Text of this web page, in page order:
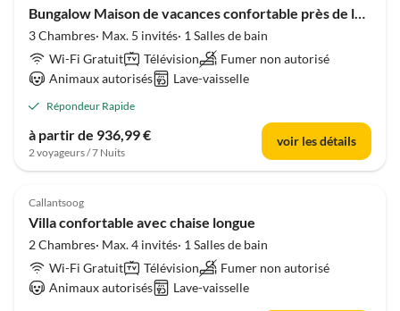
Bungalow Maison de vacances confortable près de la mer
3 Chambres· Max. 5 invités· 1 Salles de bain
Wi-Fi Gratuit
Télévision
Fumer non autorisé
Animaux autorisés
Lave-vaisselle
Répondeur Rapide
à partir de 936,99 €
2 voyageurs / 7 Nuits
voir les détails
Callantsoog
Villa confortable avec chaise longue
2 Chambres· Max. 4 invités· 1 Salles de bain
Wi-Fi Gratuit
Télévision
Fumer non autorisé
Animaux autorisés
Lave-vaisselle